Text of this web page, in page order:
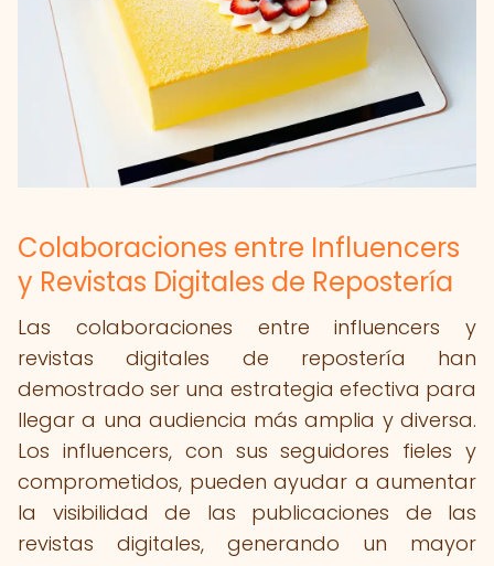
Colaboraciones entre Influencers
y Revistas Digitales de Repostería
Las colaboraciones entre influencers y
revistas digitales de repostería han
demostrado ser una estrategia efectiva para
llegar a una audiencia más amplia y diversa.
Los influencers, con sus seguidores fieles y
comprometidos, pueden ayudar a aumentar
la visibilidad de las publicaciones de las
revistas digitales, generando un mayor